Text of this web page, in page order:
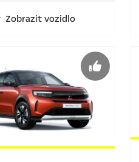
Zobrazit vozidlo